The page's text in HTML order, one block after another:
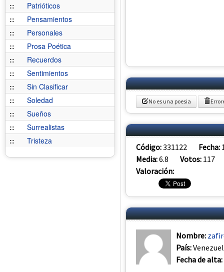
::
Patrióticos
::
Pensamientos
::
Personales
::
Prosa Poética
::
Recuerdos
::
Sentimientos
::
Sin Clasificar
::
Soledad
::
Sueños
::
Surrealistas
::
Tristeza
No es una poesia
Código:331122 Fecha:
Media:6.8 Votos: 117
Valoración:
Nombre:
País:
Fecha de alta: